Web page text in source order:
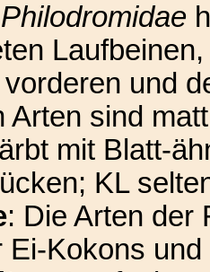
Philodromidae
und
Arten sind
mit Blatt-
KL
: Die Arten der
Ei-Kokons und